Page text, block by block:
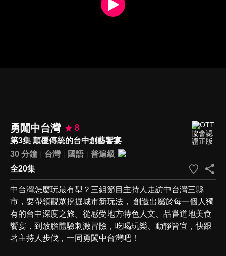
勇闖中台灣
8
第3集 顛覆傳統的台中創藝饗宴
30 分鐘
台灣 國語
普遍級
全20集
中台灣怎麼玩最有型？三組節目主持人走訪中台灣三縣
市，要帶領觀眾挖掘城市新玩法， 創造出屬於每一個人獨
有的台中深度之旅。從感受地方特色人文、品嘗道地美食
饗宴，到放膽體驗刺激冒險，吃喝玩樂、動靜皆宜，快跟
著主持人步伐，一同勇闖中台灣吧！